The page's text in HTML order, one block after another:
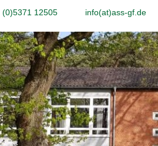
(0)5371 12505 info(at)ass-gf.de